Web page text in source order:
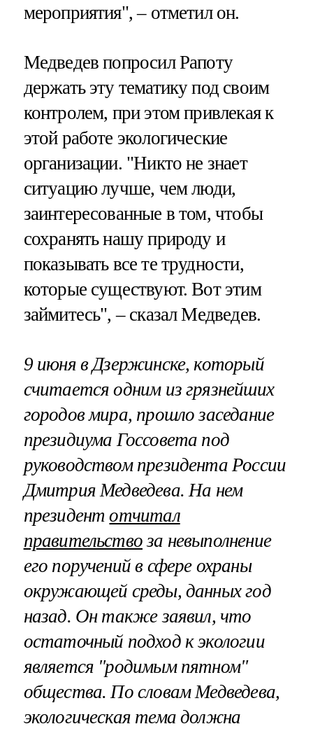
мероприятия", – отметил он.
Медведев попросил Рапоту
держать эту тематику под своим
контролем, при этом привлекая к
этой работе экологические
организации. "Никто не знает
ситуацию лучше, чем люди,
заинтересованные в том, чтобы
сохранять нашу природу и
показывать все те трудности,
которые существуют. Вот этим
займитесь", – сказал Медведев.
9 июня в Дзержинске, который
считается одним из грязнейших
городов мира, прошло заседание
президиума Госсовета под
руководством президента России
Дмитрия Медведева. На нем
президентотчитал
правительствоза невыполнение
его поручений в сфере охраны
окружающей среды, данных год
назад. Он также заявил, что
остаточный подход к экологии
является "родимым пятном"
общества. По словам Медведева,
экологическая тема должна